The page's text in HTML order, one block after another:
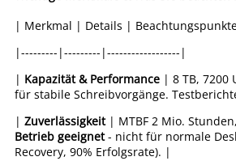
| Merkmal | Details |
|---------|---------|------------------|
| Kapazität & Performance | 8 TB, 7200
für stabile Schreibvorgänge.
| Zuverlässigkeit| MTBF 2 Mio.
Betrieb geeignet- nicht für normale
Recovery, 90% Erfolgsrate). |